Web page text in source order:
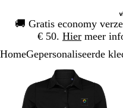
🚚 Gratis economy
€ 50. Hier meer
1
HomeGepersonaliseerde
Zoombare
afbeelding
Gezoomd
tot
minimum
Klik
om
uit
Gebruik
plus-
en
mintoetsen